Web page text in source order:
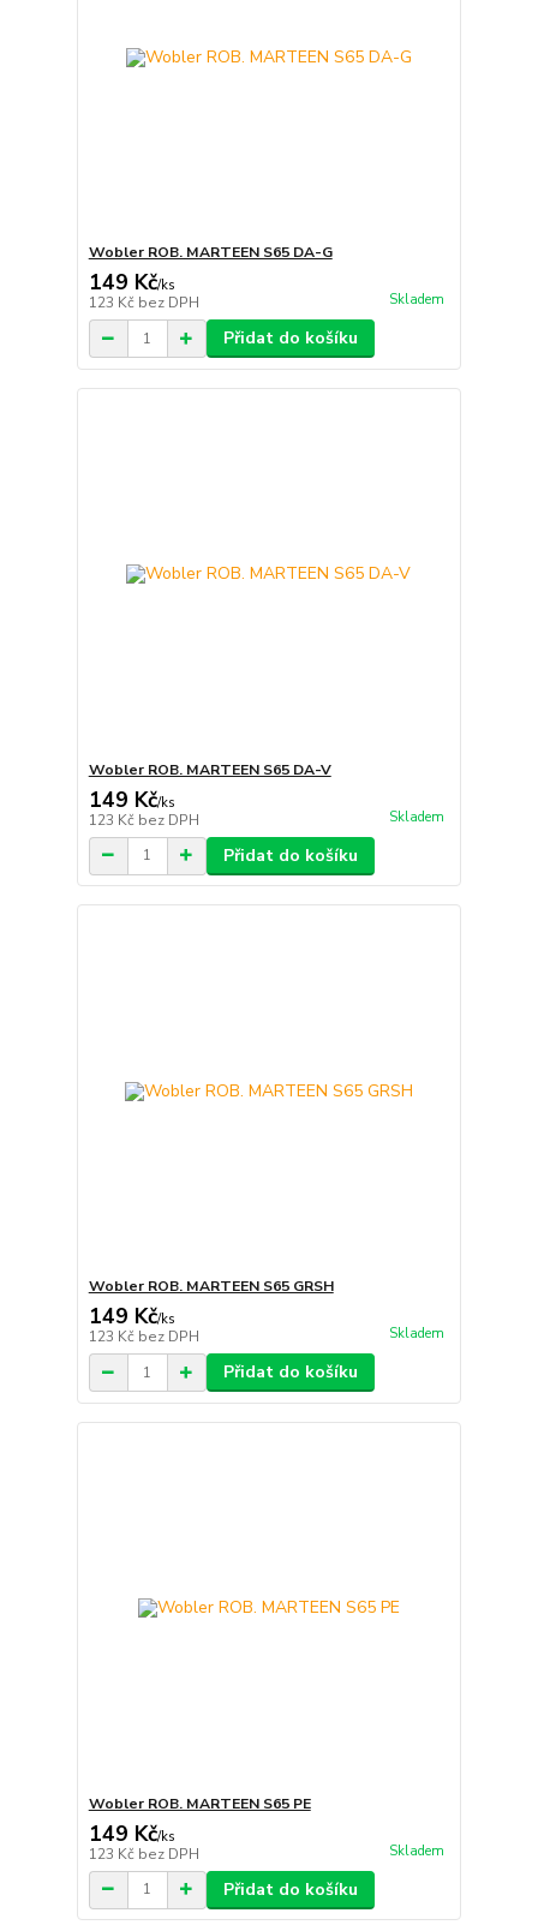
Wobler ROB. MARTEEN S65 DA-G
149 Kč/ks
123 Kč bez DPH Skladem
Přidat do košíku
Wobler ROB. MARTEEN S65 DA-V
149 Kč/ks
123 Kč bez DPH Skladem
Přidat do košíku
Wobler ROB. MARTEEN S65 GRSH
149 Kč/ks
123 Kč bez DPH Skladem
Přidat do košíku
Wobler ROB. MARTEEN S65 PE
149 Kč/ks
123 Kč bez DPH Skladem
Přidat do košíku